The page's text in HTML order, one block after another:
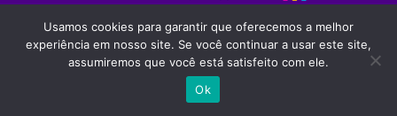
Usamos cookies para garantir que oferecemos a melhor
experiência em nosso site. Se você continuar a usar este site,
assumiremos que você está satisfeito com ele.
Ok